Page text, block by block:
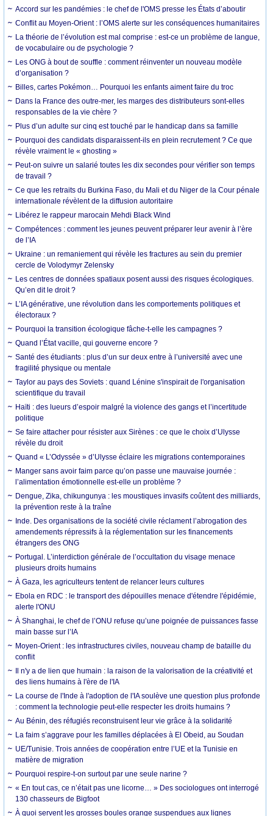
Accord sur les pandémies : le chef de l'OMS presse les États d’aboutir
Conflit au Moyen-Orient : l’OMS alerte sur les conséquences humanitaires
La théorie de l’évolution est mal comprise : est-ce un problème de langue,
de vocabulaire ou de psychologie ?
Les ONG à bout de souffle : comment réinventer un nouveau modèle
d’organisation ?
Billes, cartes Pokémon… Pourquoi les enfants aiment faire du troc
Dans la France des outre-mer, les marges des distributeurs sont-elles
responsables de la vie chère ?
Plus d’un adulte sur cinq est touché par le handicap dans sa famille
Pourquoi des candidats disparaissent-ils en plein recrutement ? Ce que
révèle vraiment le « ghosting »
Peut-on suivre un salarié toutes les dix secondes pour vérifier son temps
de travail ?
Ce que les retraits du Burkina Faso, du Mali et du Niger de la Cour pénale
internationale révèlent de la diffusion autoritaire
Libérez le rappeur marocain Mehdi Black Wind
Compétences : comment les jeunes peuvent préparer leur avenir à l’ère
de l’IA
Ukraine : un remaniement qui révèle les fractures au sein du premier
cercle de Volodymyr Zelensky
Les centres de données spatiaux posent aussi des risques écologiques.
Qu’en dit le droit ?
L’IA générative, une révolution dans les comportements politiques et
électoraux ?
Pourquoi la transition écologique fâche-t-elle les campagnes ?
Quand l’État vacille, qui gouverne encore ?
Santé des étudiants : plus d’un sur deux entre à l’université avec une
fragilité physique ou mentale
Taylor au pays des Soviets : quand Lénine s'inspirait de l'organisation
scientifique du travail
Haïti : des lueurs d’espoir malgré la violence des gangs et l’incertitude
politique
Se faire attacher pour résister aux Sirènes : ce que le choix d’Ulysse
révèle du droit
Quand « L’Odyssée » d’Ulysse éclaire les migrations contemporaines
Manger sans avoir faim parce qu’on passe une mauvaise journée :
l’alimentation émotionnelle est-elle un problème ?
Dengue, Zika, chikungunya : les moustiques invasifs coûtent des milliards,
la prévention reste à la traîne
Inde. Des organisations de la société civile réclament l’abrogation des
amendements répressifs à la réglementation sur les financements
étrangers des ONG
Portugal. L’interdiction générale de l’occultation du visage menace
plusieurs droits humains
À Gaza, les agriculteurs tentent de relancer leurs cultures
Ebola en RDC : le transport des dépouilles menace d'étendre l'épidémie,
alerte l'ONU
À Shanghai, le chef de l’ONU refuse qu’une poignée de puissances fasse
main basse sur l’IA
Moyen-Orient : les infrastructures civiles, nouveau champ de bataille du
conflit
Il n'y a de lien que humain : la raison de la valorisation de la créativité et
des liens humains à l'ère de l'IA
La course de l'Inde à l'adoption de l'IA soulève une question plus profonde
: comment la technologie peut-elle respecter les droits humains ?
Au Bénin, des réfugiés reconstruisent leur vie grâce à la solidarité
La faim s’aggrave pour les familles déplacées à El Obeid, au Soudan
UE/Tunisie. Trois années de coopération entre l’UE et la Tunisie en
matière de migration
Pourquoi respire-t-on surtout par une seule narine ?
« En tout cas, ce n’était pas une licorne… » Des sociologues ont interrogé
130 chasseurs de Bigfoot
À quoi servent les grosses boules orange suspendues aux lignes